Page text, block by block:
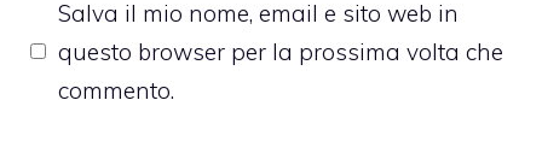
Salva il mio nome, email e sito web in
questo browser per la prossima volta che
commento.